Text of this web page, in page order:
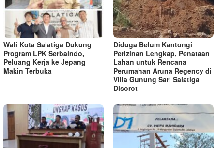
Wali Kota Salatiga Dukung
Program LPK Serbaindo,
Peluang Kerja ke Jepang
Makin Terbuka
Diduga Belum Kantongi
Perizinan Lengkap, Penataan
Lahan untuk Rencana
Perumahan Aruna Regency di
Villa Gunung Sari Salatiga
Disorot